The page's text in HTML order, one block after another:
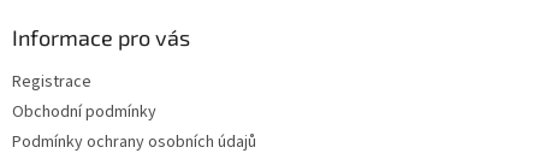
Informace pro vás
Registrace
Obchodní podmínky
Podmínky ochrany osobních údajů